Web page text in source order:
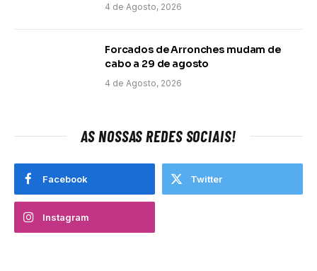
4 de Agosto, 2026
Forcados de Arronches mudam de
cabo a 29 de agosto
4 de Agosto, 2026
AS NOSSAS REDES SOCIAIS!
Facebook Twitter
Instagram